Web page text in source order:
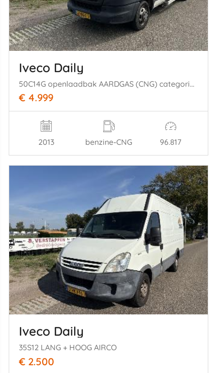
Iveco Daily
50C14G openlaadbak AARDGAS (CNG) categorie C rijbewijs, airco
€ 4.999
2013 benzine-CNG 96.817
Iveco Daily
35S12 LANG + HOOG AIRCO
€ 2.500